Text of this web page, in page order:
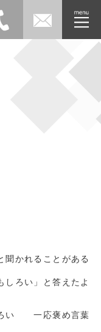
聞かれることがある
しろい」と答えたよ
ろい 一応褒め言葉